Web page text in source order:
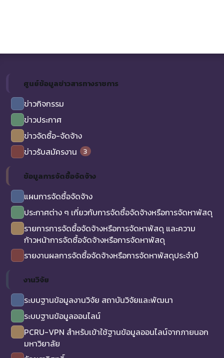
ศูนย์ข้อมูลข่าวสารทางราชการ
ข่าวกิจกรรม
ข่าวประกาศ
ข่าวจัดซื้อ-จัดจ้าง
ข่าวรับสมัครงาน
3
ข้อมูลการจัดซื้อจัดจ้าง
แผนการจัดซื้อจัดจ้าง
ประกาศต่าง ๆ เกี่ยวกับการจัดซื้อจัดจ้างหรือการจัดหาพัสดุ
รายการการจัดซื้อจัดจ้างหรือการจัดหาพัสดุ และความ
ก้าวหน้าการจัดซื้อจัดจ้างหรือการจัดหาพัสดุ
รายงานผลการจัดซื้อจัดจ้างหรือการจัดหาพัสดุประจำปี
งานวิจัย
ระบบฐานข้อมูลงานวิจัย สถาบันวิจัยและพัฒนา
ระบบฐานข้อมูลออนไลน์
PCRU-VPN สำหรับเข้าใช้ฐานข้อมูลออนไลน์จากภายนอก
มหาวิยาลัย